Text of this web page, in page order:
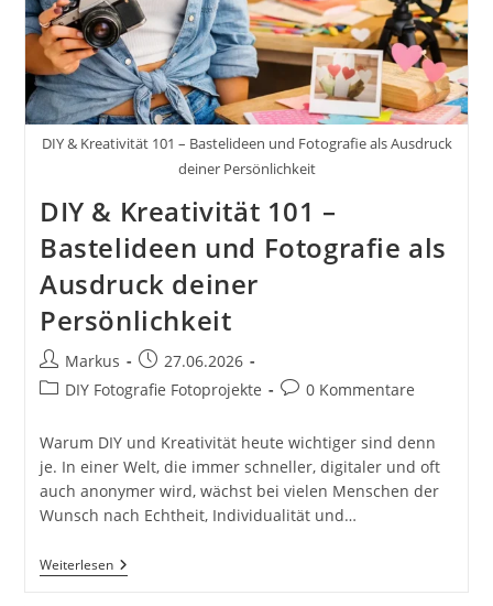
DIY & Kreativität 101 – Bastelideen und Fotografie als Ausdruck
deiner Persönlichkeit
DIY & Kreativität 101 –
Bastelideen und Fotografie als
Ausdruck deiner
Persönlichkeit
Beitrags-
Autor:
Markus
Beitrag
veröffentlicht:
27.06.2026
Beitrags-
DIY Fotografie Fotoprojekte
Beitrags-
0 Kommentare
Warum DIY und Kreativität heute wichtiger sind denn
je. In einer Welt, die immer schneller, digitaler und oft
auch anonymer wird, wächst bei vielen Menschen der
Wunsch nach Echtheit, Individualität und…
WeiterlesenDIY
&